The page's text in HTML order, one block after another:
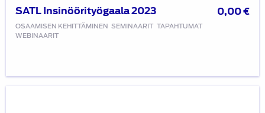
SATL Insinöörityögaala 2023
OSAAMISEN KEHITTÄMINEN SEMINAARIT TAPAHTUMAT
WEBINAARIT
0,00€